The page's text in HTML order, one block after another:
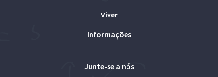
Viver
Informações
Junte-se a nós